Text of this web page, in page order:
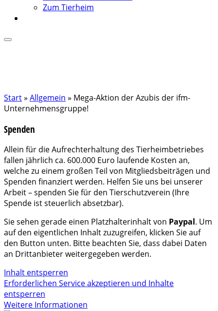
Zum Tierheim
Start» Allgemein » Mega-Aktion der Azubis der ifm-
Unternehmensgruppe!
Spenden
Allein für die Aufrechterhaltung des Tierheimbetriebes
fallen jährlich ca. 600.000 Euro laufende Kosten an,
welche zu einem großen Teil von Mitgliedsbeiträgen und
Spenden finanziert werden. Helfen Sie uns bei unserer
Arbeit – spenden Sie für den Tierschutzverein (Ihre
Spende ist steuerlich absetzbar).
Sie sehen gerade einen Platzhalterinhalt von Paypal. Um
auf den eigentlichen Inhalt zuzugreifen, klicken Sie auf
den Button unten. Bitte beachten Sie, dass dabei Daten
an Drittanbieter weitergegeben werden.
Inhalt entsperren
Erforderlichen Service akzeptieren und Inhalte
entsperren
Weitere Informationen